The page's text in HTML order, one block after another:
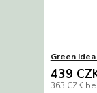
Green
439
363 CZK